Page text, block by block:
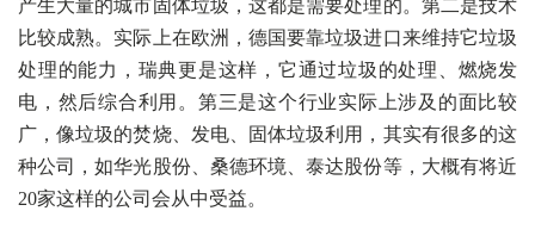
产生大量的城市固体垃圾，这都是需要处理的。第二是技术
比较成熟。实际上在欧洲，德国要靠垃圾进口来维持它垃圾
处理的能力，瑞典更是这样，它通过垃圾的处理、燃烧发
电，然后综合利用。第三是这个行业实际上涉及的面比较
广，像垃圾的焚烧、发电、固体垃圾利用，其实有很多的这
种公司，如华光股份、桑德环境、泰达股份等，大概有将近
20家这样的公司会从中受益。